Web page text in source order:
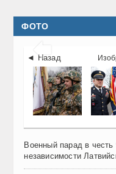
ФОТО

◄ Назад
Военный парад в
независимости